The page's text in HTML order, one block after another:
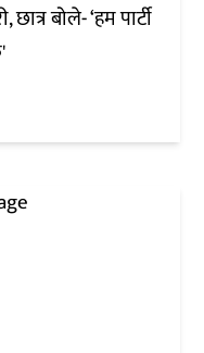
बोले- ‘हम पार्टी